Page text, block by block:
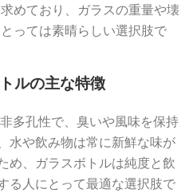
めており、ガラスの重量や壊
っては素晴らしい選択肢で
ルの主な特徴
多孔性で、臭いや風味を保持
水や飲み物は常に新鮮な味が
め、ガラスボトルは純度と飲
る人にとって最適な選択肢で